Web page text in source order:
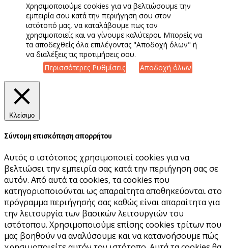
Χρησιμοποιούμε cookies για να βελτιώσουμε την
εμπειρία σου κατά την περιήγηση σου στον
ιστότοπό μας, να καταλάβουμε πως τον
χρησιμοποιείς και να γίνουμε καλύτεροι. Μπορείς να
τα αποδεχθείς όλα επιλέγοντας "Αποδοχή όλων" ή
να διαλέξεις τις προτιμήσεις σου.
Περισσότερες Ρυθμίσεις
Αποδοχή όλων
Κλείσιμο
Σύντομη επισκόπηση απορρήτου
Αυτός ο ιστότοπος χρησιμοποιεί cookies για να
βελτιώσει την εμπειρία σας κατά την περιήγηση σας σε
αυτόν. Από αυτά τα cookies, τα cookies που
κατηγοριοποιούνται ως απαραίτητα αποθηκεύονται στο
πρόγραμμα περιήγησής σας καθώς είναι απαραίτητα για
την λειτουργία των βασικών λειτουργιών του
ιστότοπου. Χρησιμοποιούμε επίσης cookies τρίτων που
μας βοηθούν να αναλύσουμε και να κατανοήσουμε πώς